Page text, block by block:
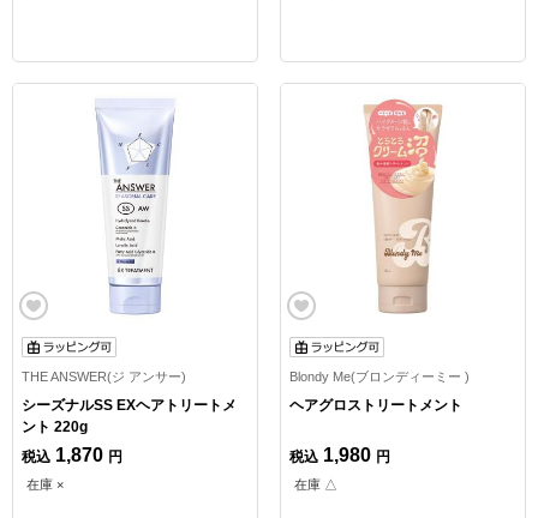
THE ANSWER(ジ アンサー)
シーズナルSS EXヘアトリートメ
ント 220g
税込 1,870 円
在庫 ×
Blondy Me(ブロンディーミー )
ヘアグロストリートメント
税込 1,980 円
在庫 △